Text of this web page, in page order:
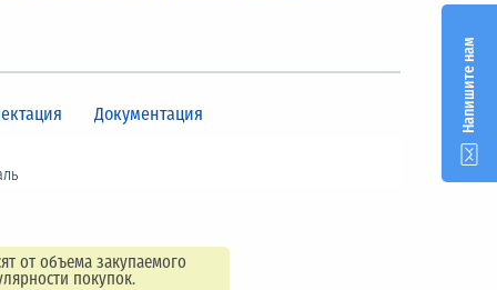
Документация
от объема закупаемого
покупок.
Напишите нам